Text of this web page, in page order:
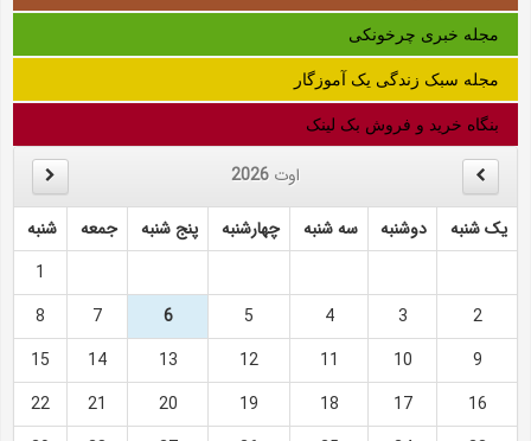
مجله خبری چرخونکی
مجله سبک زندگی یک آموزگار
بنگاه خرید و فروش بک لینک
اوت 2026
یک شنبه دوشنبه سه شنبه چهارشنبه پنج شنبه جمعه
شنبه
1
2
3
4
5
6
7
8
9
10
11
12
13
14
15
16
17
18
19
20
21
22